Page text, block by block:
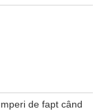
de fapt când